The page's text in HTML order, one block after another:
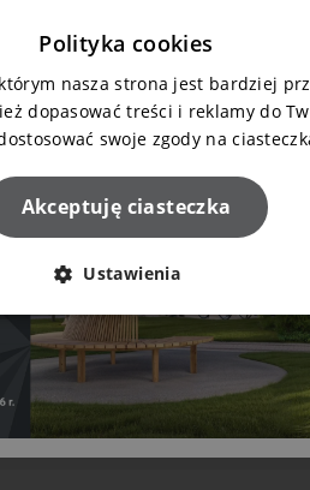
nas!
Polityka cookies
nasza strona jest bardziej
dopasować treści i reklamy do
swoje zgody na
Akceptuję ciasteczka
Ustawienia